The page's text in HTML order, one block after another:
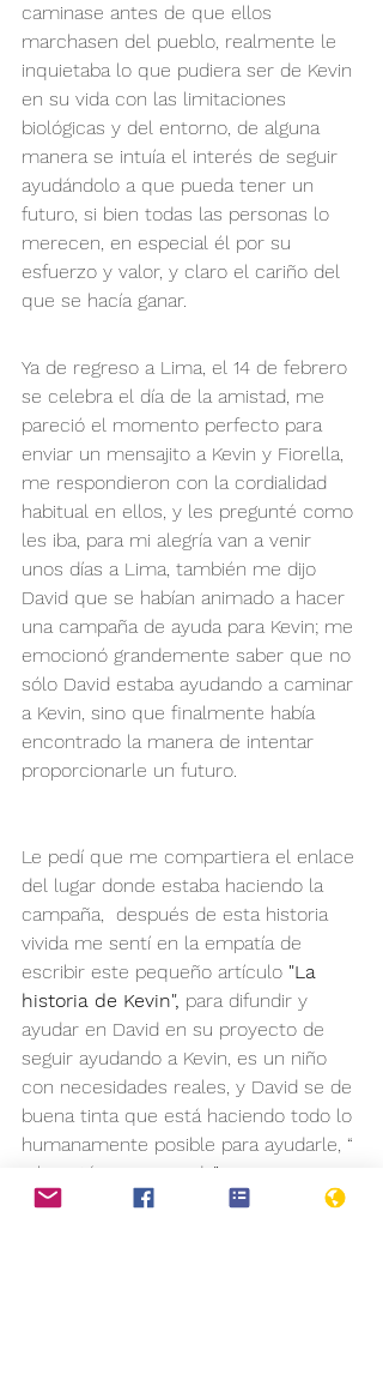
caminase antes de que ellos
marchasen del pueblo, realmente le
inquietaba lo que pudiera ser de Kevin
en su vida con las limitaciones
biológicas y del entorno, de alguna
manera se intuía el interés de seguir
ayudándolo a que pueda tener un
futuro, si bien todas las personas lo
merecen, en especial él por su
esfuerzo y valor, y claro el cariño del
que se hacía ganar.
Ya de regreso a Lima, el 14 de febrero
se celebra el día de la amistad, me
pareció el momento perfecto para
enviar un mensajito a Kevin y Fiorella,
me respondieron con la cordialidad
habitual en ellos, y les pregunté como
les iba, para mi alegría van a venir
unos días a Lima, también me dijo
David que se habían animado a hacer
una campaña de ayuda para Kevin; me
emocionó grandemente saber que no
sólo David estaba ayudando a caminar
a Kevin, sino que finalmente había
encontrado la manera de intentar
proporcionarle un futuro.
Le pedí que me compartiera el enlace
del lugar donde estaba haciendo la
campaña,  después de esta historia
vivida me sentí en la empatía de
escribir este pequeño artículo "La
historia de Kevin", para difundir y
ayudar en David en su proyecto de
seguir ayudando a Kevin, es un niño
con necesidades reales, y David se de
buena tinta que está haciendo todo lo
humanamente posible para ayudarle, “
y lo está consiguiendo”.